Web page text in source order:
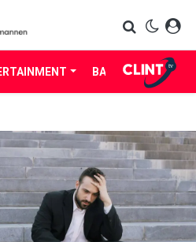
BABES LIFE